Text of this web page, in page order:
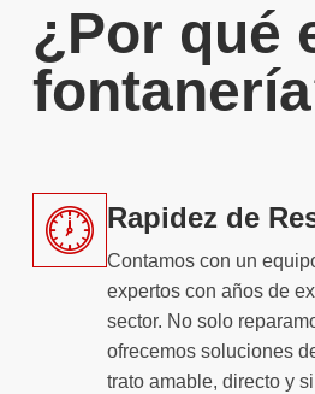
¿Por qué
Rapidez de
Contamos con un
expertos con años de
sector. No solo
ofrecemos soluciones
trato amable, directo y